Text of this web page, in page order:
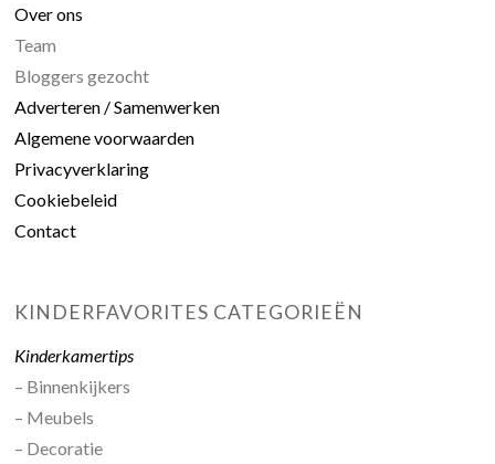
Over ons
Team
Bloggers gezocht
Adverteren / Samenwerken
Algemene voorwaarden
Privacyverklaring
Cookiebeleid
Contact
KINDERFAVORITES CATEGORIEËN
Kinderkamertips
– Binnenkijkers
– Meubels
– Decoratie